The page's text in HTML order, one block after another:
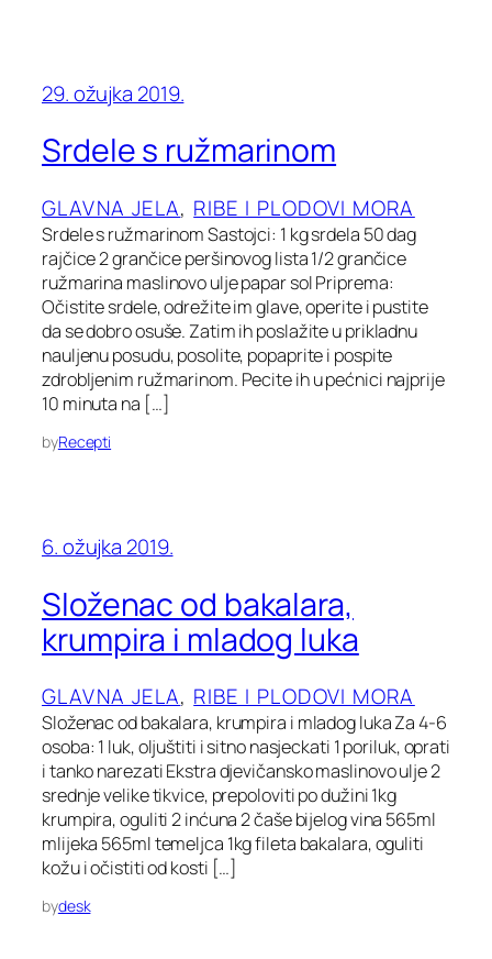
29. ožujka 2019.
Srdele s ružmarinom
GLAVNA JELA, RIBE I PLODOVI MORA
Srdele s ružmarinom Sastojci: 1 kg srdela 50 dag
rajčice 2 grančice peršinovog lista 1/2 grančice
ružmarina maslinovo ulje papar sol Priprema:
Očistite srdele, odrežite im glave, operite i pustite
da se dobro osuše. Zatim ih poslažite u prikladnu
nauljenu posudu, posolite, popaprite i pospite
zdrobljenim ružmarinom. Pecite ih u pećnici najprije
10 minuta na […]
byRecepti
6. ožujka 2019.
Složenac od bakalara,
krumpira i mladog luka
GLAVNA JELA, RIBE I PLODOVI MORA
Složenac od bakalara, krumpira i mladog luka Za 4-6
osoba: 1 luk, oljuštiti i sitno nasjeckati 1 poriluk, oprati
i tanko narezati Ekstra djevičansko maslinovo ulje 2
srednje velike tikvice, prepoloviti po dužini 1kg
krumpira, oguliti 2 inćuna 2 čaše bijelog vina 565ml
mlijeka 565ml temeljca 1kg fileta bakalara, oguliti
kožu i očistiti od kosti […]
bydesk